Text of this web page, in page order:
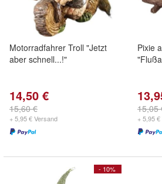
Motorradfahrer Troll "Jetzt
aber schnell...!"
14,50 €
15,60 €
+ 5,95 € Versand
Pixie
15,05
+ 5,95
- 10%